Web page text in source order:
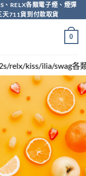
、RELX各類電子煙、煙彈
天711貨到付款取貨
0
子煙煙彈買越多越便